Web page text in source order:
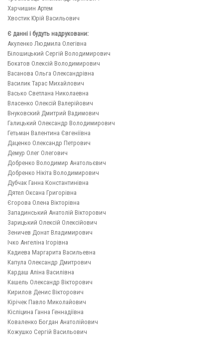
Харчишин Артем
Хвостик Юрій Васильович
Є данні і будуть надруковани:
Акуленко Людмила Олегівна
Білошицький Сергій Володимирович
Бокатов Олексій Володимирович
Васанова Ольга Олександрівна
Василик Тарас Михайлович
Васько Светлана Николаевна
Власенко Олексій Валерійович
Внуковский Дмитрий Вадимович
Галицький Олександр Володимирович
Гетьман Валентина Євгеніївна
Даценко Олександр Петрович
Демур Олег Олегович
Добренко Володимир Анатольєвич
Добренко Нікіта Володимирович
Дубчак Ганна Константинівна
Дятел Оксана Григорівна
Єгорова Олена Вікторівна
Западинський Анатолій Вікторович
Зарицький Олексій Олексійович
Зеничев Донат Владимирович
Ічко Ангеліна Ігорівна
Кадиева Маргарита Васильевна
Капула Олександр Дмитрович
Кардаш Аліна Василівна
Кашель Олександр Вікторович
Кирилов Денис Вікторович
Кірічек Павло Миколайович
Кісліцина Ганна Геннадіївна
Коваленко Богдан Анатолійович
Кожушко Сергій Васильович